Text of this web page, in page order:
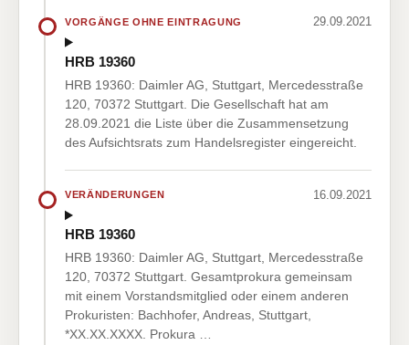
VORGÄNGE OHNE EINTRAGUNG 29.09.2021
HRB 19360
HRB 19360: Daimler AG, Stuttgart, Mercedesstraße
120, 70372 Stuttgart. Die Gesellschaft hat am
28.09.2021 die Liste über die Zusammensetzung
des Aufsichtsrats zum Handelsregister eingereicht.
VERÄNDERUNGEN 16.09.2021
HRB 19360
HRB 19360: Daimler AG, Stuttgart, Mercedesstraße
120, 70372 Stuttgart. Gesamtprokura gemeinsam
mit einem Vorstandsmitglied oder einem anderen
Prokuristen: Bachhofer, Andreas, Stuttgart,
*XX.XX.XXXX. Prokura …